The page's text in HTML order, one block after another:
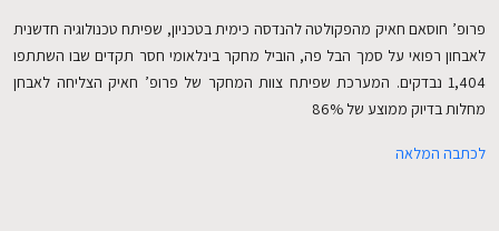
פרופ’ חוסאם חאיק מהפקולטה להנדסה כימית בטכניון, שפיתח טכנולוגיה חדשנית
לאבחון רפואי על סמך הבל פה, הוביל מחקר בינלאומי חסר תקדים שבו השתתפו
1,404 נבדקים. המערכת שפיתח צוות המחקר של פרופ’ חאיק הצליחה לאבחן
מחלות בדיוק ממוצע של 86%
לכתבה המלאה